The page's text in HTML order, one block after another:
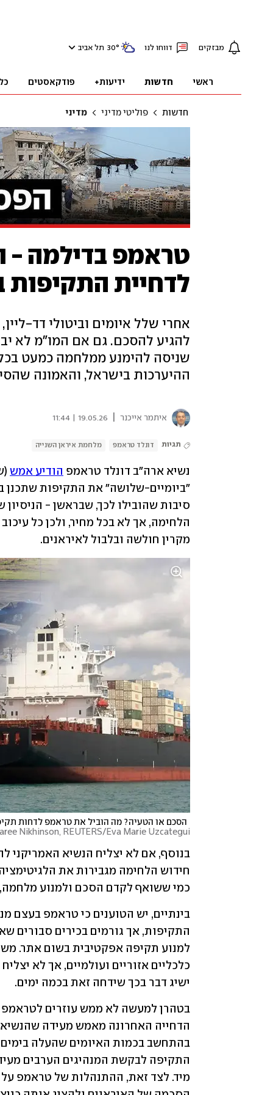
מבזקים דווחו לנו 30° תל אביב
ראשי חדשות ידיעות+ פודקאסטים
חדשות פוליטי מדיני מדיני
טראמפ בדילמה -
לדחיית התקיפות
אחרי שלל איומים וביטולי דד-
להגיע להסכם. גם אם המו"מ לא
שניסה להימנע ממלחמה כמעט
ההיערכות בישראל, והאמונה
איתמר אייכנר 19.05.26 | 11:44
תגיות דונלד טראמפ מלחמת איראן השנייה
נשיא ארה"ב דונלד טראמפ הודיע אמש
מקרין חולשה ובלבול לאיראנים.
הסכם או הטעיה? מה הוביל את טראמפ לדחות
Nikhinson, REUTERS/Eva Marie Uzcategui
כמי ששואף לקדם הסכם ולמנוע
ישיג דבר בכך שידחה זאת בכמה ימים.